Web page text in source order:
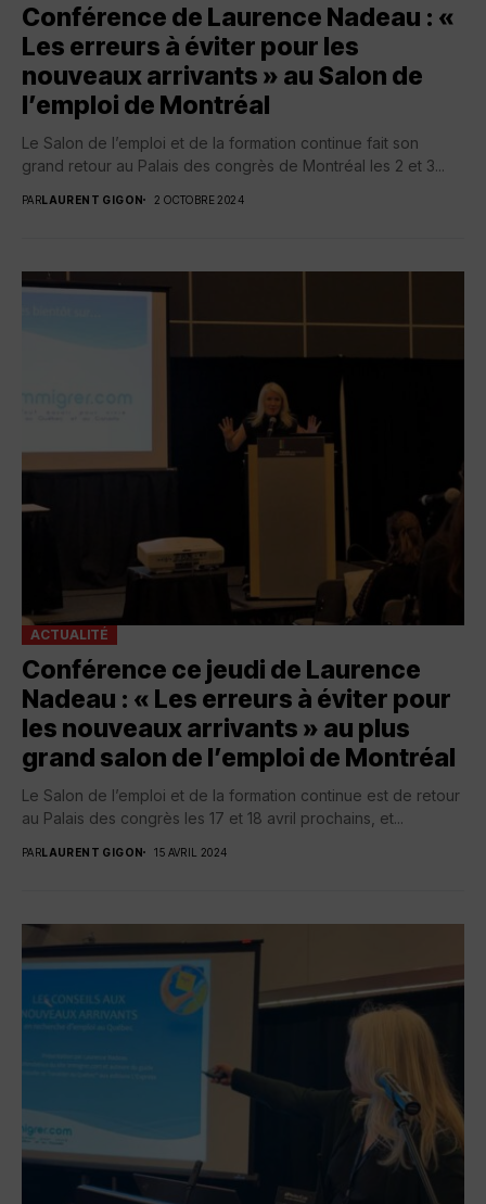
Conférence de Laurence Nadeau : «
Les erreurs à éviter pour les
nouveaux arrivants » au Salon de
l’emploi de Montréal
Le Salon de l’emploi et de la formation continue fait son
grand retour au Palais des congrès de Montréal les 2 et 3...
PARLAURENT GIGON 2 OCTOBRE 2024
ACTUALITÉ
Conférence ce jeudi de Laurence
Nadeau : « Les erreurs à éviter pour
les nouveaux arrivants » au plus
grand salon de l’emploi de Montréal
Le Salon de l’emploi et de la formation continue est de retour
au Palais des congrès les 17 et 18 avril prochains, et...
PARLAURENT GIGON 15 AVRIL 2024